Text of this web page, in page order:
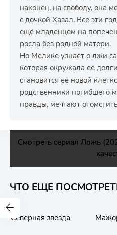
наконец, на свободу, она
с дочкой Хазал. Все эти
ещё младенцем на
росла без родной матери.
Но Мелике узнаёт о лжи
которая окружала её
становится её новой
родственники погибшего
правды, мечтают
Смотреть сериал Ложь
ЧТО ЕЩЕ
Северная звезда